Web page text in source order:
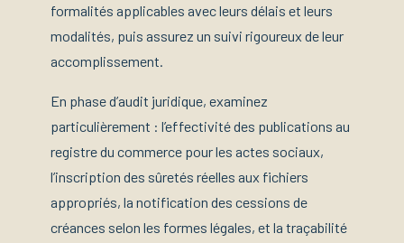
formalités applicables avec leurs délais et leurs
modalités, puis assurez un suivi rigoureux de leur
accomplissement.
En phase d’audit juridique, examinez
particulièrement : l’effectivité des publications au
registre du commerce pour les actes sociaux,
l’inscription des sûretés réelles aux fichiers
appropriés, la notification des cessions de
créances selon les formes légales, et la traçabilité